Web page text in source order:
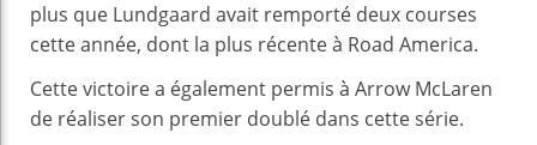
plus que Lundgaard avait remporté deux courses
cette année, dont la plus récente à Road America.
Cette victoire a également permis à Arrow McLaren
de réaliser son premier doublé dans cette série.